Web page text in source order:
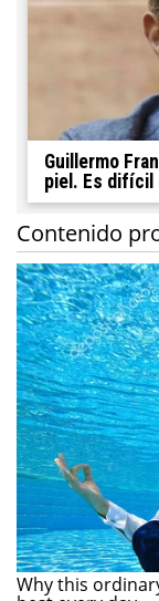
Guillermo
piel. Es difícil